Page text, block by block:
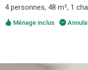
4 personnes, 48 m², 1
Ménage inclus